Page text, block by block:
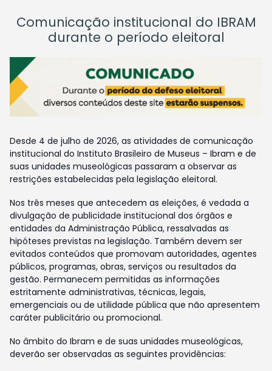
Comunicação institucional do IBRAM
durante o período eleitoral
Desde 4 de julho de 2026, as atividades de comunicação
institucional do Instituto Brasileiro de Museus – Ibram e de
suas unidades museológicas passaram a observar as
restrições estabelecidas pela legislação eleitoral.
Nos três meses que antecedem as eleições, é vedada a
divulgação de publicidade institucional dos órgãos e
entidades da Administração Pública, ressalvadas as
hipóteses previstas na legislação. Também devem ser
evitados conteúdos que promovam autoridades, agentes
públicos, programas, obras, serviços ou resultados da
gestão. Permanecem permitidas as informações
estritamente administrativas, técnicas, legais,
emergenciais ou de utilidade pública que não apresentem
caráter publicitário ou promocional.
No âmbito do Ibram e de suas unidades museológicas,
deverão ser observadas as seguintes providências: